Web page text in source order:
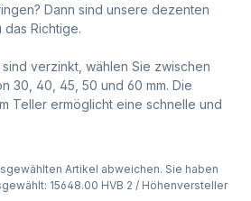
Dann sind unsere dezenten
Richtige.
verzinkt, wählen Sie zwischen
30, 40, 45, 50 und 60 mm. Die
Teller ermöglicht eine schnelle und
Artikel abweichen. Sie haben
15648.00 HVB 2 / Höhenversteller